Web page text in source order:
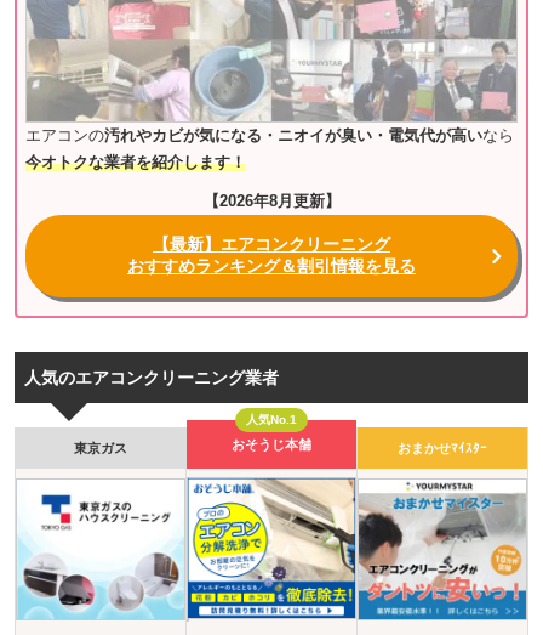
エアコンの汚れやカビが気になる・ニオイが臭い・電気代が高いなら
今オトクな業者を紹介します！
【2026年8月更新】
【最新】エアコンクリーニング
おすすめランキング＆割引情報を見る
人気のエアコンクリーニング業者
東京ガス
人気No.1
おそうじ本舗 おまかせﾏｲｽﾀｰ